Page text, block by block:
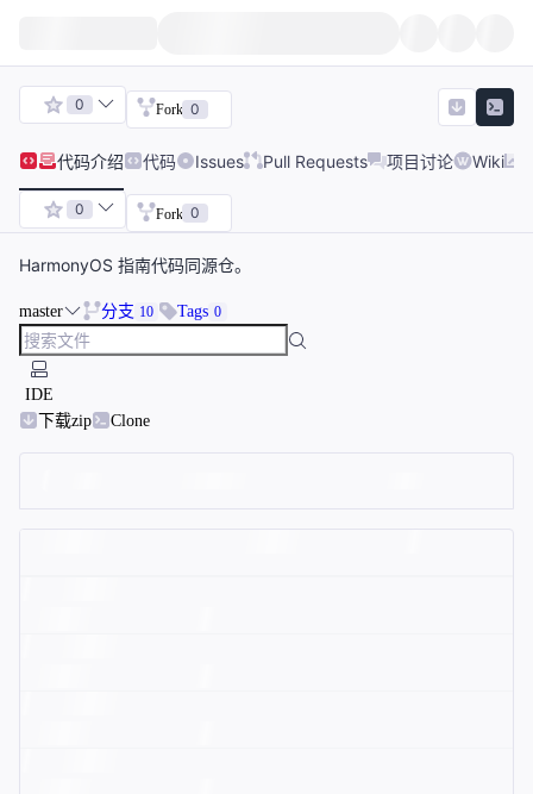
0 Fork 0
代码介绍 代码 Issues Pull Requests 项目讨论 Wiki
0 Fork 0
HarmonyOS 指南代码同源仓。
master 分支 10 Tags 0
IDE
下载zip
Clone